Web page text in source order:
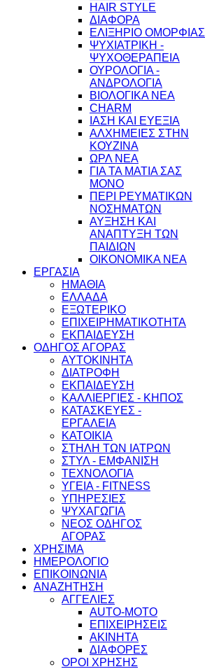
HAIR STYLE
ΔΙΑΦΟΡΑ
ΕΛΙΞΗΡΙΟ ΟΜΟΡΦΙΑΣ
ΨΥΧΙΑΤΡΙΚΗ -
ΨΥΧΟΘΕΡΑΠΕΙΑ
ΟΥΡΟΛΟΓΙΑ -
ΑΝΔΡΟΛΟΓΙΑ
ΒΙΟΛΟΓΙΚΑ ΝΕΑ
CHARM
ΙΑΣΗ ΚΑΙ ΕΥΕΞΙΑ
ΑΛΧΗΜΕΙΕΣ ΣΤΗΝ
ΚΟΥΖΙΝΑ
ΩΡΛ ΝEA
ΓΙΑ ΤΑ ΜΑΤΙΑ ΣΑΣ
ΜΟΝΟ
ΠΕΡΙ ΡΕΥΜΑΤΙΚΩΝ
ΝΟΣΗΜΑΤΩΝ
ΑΥΞΗΣΗ ΚΑΙ
ΑΝΑΠΤΥΞΗ ΤΩΝ
ΠΑΙΔΙΩΝ
ΟΙΚΟΝΟΜΙΚΑ ΝΕΑ
ΕΡΓΑΣΙΑ
ΗΜΑΘΙΑ
ΕΛΛΑΔΑ
ΕΞΩΤΕΡΙΚΟ
ΕΠΙΧΕΙΡΗΜΑΤΙΚΟΤΗΤΑ
ΕΚΠΑΙΔΕΥΣΗ
ΟΔΗΓΟΣ ΑΓΟΡΑΣ
ΑΥΤΟΚΙΝΗΤΑ
ΔΙΑΤΡΟΦΗ
ΕΚΠΑΙΔΕΥΣΗ
ΚΑΛΛΙΕΡΓΙΕΣ - ΚΗΠΟΣ
ΚΑΤΑΣΚΕΥΕΣ -
ΕΡΓΑΛΕΙΑ
ΚΑΤΟΙΚΙΑ
ΣΤΗΛΗ ΤΩΝ ΙΑΤΡΩΝ
ΣΤΥΛ - ΕΜΦΑΝΙΣΗ
ΤΕΧΝΟΛΟΓΙΑ
ΥΓΕΙΑ - FITNESS
ΥΠΗΡΕΣΙΕΣ
ΨΥΧΑΓΩΓΙΑ
ΝΕΟΣ ΟΔΗΓΟΣ
ΑΓΟΡΑΣ
ΧΡΗΣΙΜΑ
ΗΜΕΡΟΛΟΓΙΟ
ΕΠΙΚΟΙΝΩΝΙΑ
ΑΝΑΖΗΤΗΣΗ
ΑΓΓΕΛΙΕΣ
AUTO-MOTO
ΕΠΙΧΕΙΡΗΣΕΙΣ
ΑΚΙΝΗΤΑ
ΔΙΑΦΟΡΕΣ
ΟΡΟΙ ΧΡΗΣΗΣ